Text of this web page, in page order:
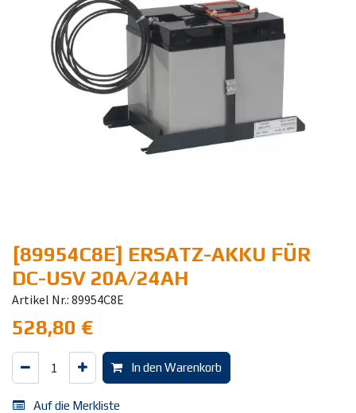
[89954C8E] ERSATZ-AKKU FÜR
DC-USV 20A/24AH
Artikel Nr.: 89954C8E
528,80 €
In den Warenkorb
Auf die Merkliste